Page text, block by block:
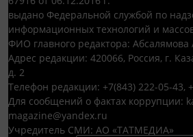
выдано Федеральной службой по
информационных технологий и
ФИО главного редактора: Абсалямова
Адрес редакции: 420066, Россия, г.
д. 2
Телефон редакции: +7(843) 222-05-43,
Для сообщений о фактах коррупции:
magazine@yandex.ru
Учредитель СМИ: АО «ТАТМЕДИА»